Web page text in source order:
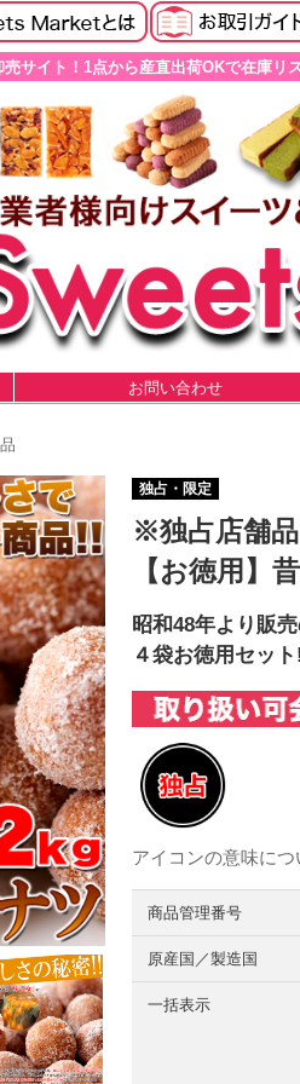
サイト！1点から産直出荷OKで在庫リ
お問い合わせ
独占・限定
※独占店舗
【お徳用】
昭和48年より販
４袋お徳用セッ
アイコンの意味につ
商品管理番号
原産国／製造国
一括表示